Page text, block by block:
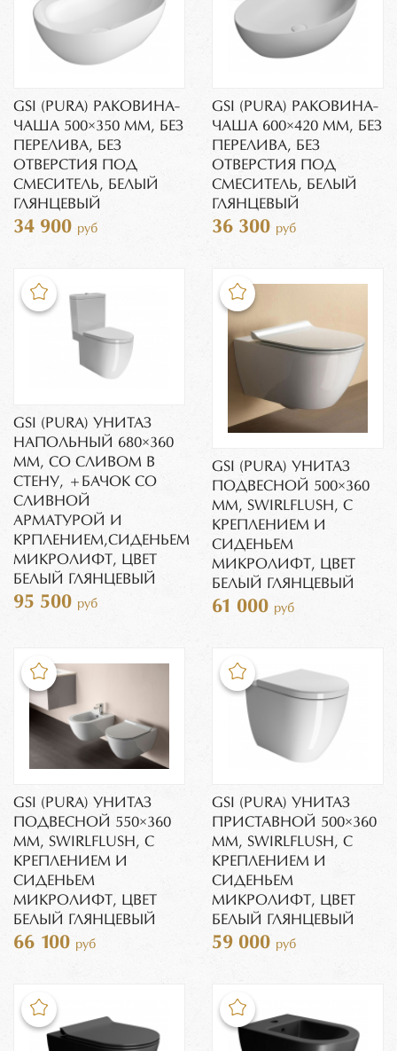
GSI (PURA) РАКОВИНА-
ЧАША 500×350 ММ, БЕЗ
ПЕРЕЛИВА, БЕЗ
ОТВЕРСТИЯ ПОД
СМЕСИТЕЛЬ, БЕЛЫЙ
ГЛЯНЦЕВЫЙ
34 900 руб
GSI (PURA) РАКОВИНА-
ЧАША 600×420 ММ, БЕЗ
ПЕРЕЛИВА, БЕЗ
ОТВЕРСТИЯ ПОД
СМЕСИТЕЛЬ, БЕЛЫЙ
ГЛЯНЦЕВЫЙ
36 300 руб
GSI (PURA) УНИТАЗ
НАПОЛЬНЫЙ 680×360
ММ, СО СЛИВОМ В
СТЕНУ, +БАЧОК СО
СЛИВНОЙ
АРМАТУРОЙ И
КРПЛЕНИЕМ,СИДЕНЬЕМ
МИКРОЛИФТ, ЦВЕТ
БЕЛЫЙ ГЛЯНЦЕВЫЙ
95 500 руб
GSI (PURA) УНИТАЗ
ПОДВЕСНОЙ 500×360
ММ, SWIRLFLUSH, С
КРЕПЛЕНИЕМ И
СИДЕНЬЕМ
МИКРОЛИФТ, ЦВЕТ
БЕЛЫЙ ГЛЯНЦЕВЫЙ
61 000 руб
GSI (PURA) УНИТАЗ
ПОДВЕСНОЙ 550×360
ММ, SWIRLFLUSH, С
КРЕПЛЕНИЕМ И
СИДЕНЬЕМ
МИКРОЛИФТ, ЦВЕТ
БЕЛЫЙ ГЛЯНЦЕВЫЙ
66 100 руб
GSI (PURA) УНИТАЗ
ПРИСТАВНОЙ 500×360
ММ, SWIRLFLUSH, С
КРЕПЛЕНИЕМ И
СИДЕНЬЕМ
МИКРОЛИФТ, ЦВЕТ
БЕЛЫЙ ГЛЯНЦЕВЫЙ
59 000 руб